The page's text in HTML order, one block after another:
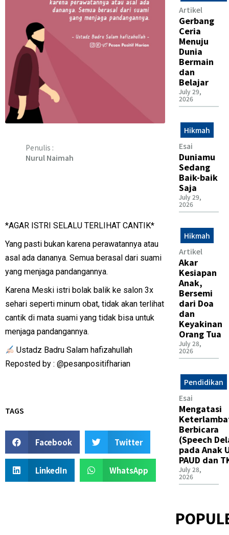
Penulis :
Nurul Naimah
*AGAR ISTRI SELALU TERLIHAT CANTIK*
Yang pasti bukan karena perawatannya atau
asal ada dananya. Semua berasal dari suami
yang menjaga pandangannya.
Karena Meski istri bolak balik ke salon 3x
sehari seperti minum obat, tidak akan terlihat
cantik di mata suami yang tidak bisa untuk
menjaga pandangannya.
Ustadz Badru Salam hafizahullah
Reposted by : @pesanpositifharian
TAGS
Facebook Twitter
LinkedIn WhatsApp
Artikel
Gerbang
Ceria
Menuju
Dunia
Bermain
dan
Belajar
July 29,
2026
Hikmah
Esai
Duniamu
Sedang
Baik-baik
Saja
July 29,
2026
Hikmah
Artikel
Akar
Kesiapan
Anak,
Bersemi
dari Doa
dan
Keyakinan
Orang Tua
July 28,
2026
Pendidikan
Esai
Mengatasi
Berbicara
(Speech
pada Anak
PAUD dan
July 28,
2026